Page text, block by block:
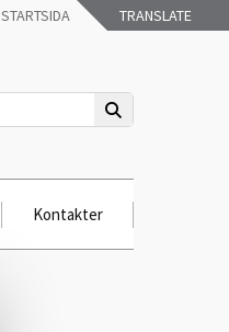
STARTSIDA TRANSLATE
Kontakter